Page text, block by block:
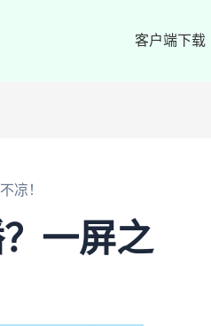
客户端下载
凉！
一屏之